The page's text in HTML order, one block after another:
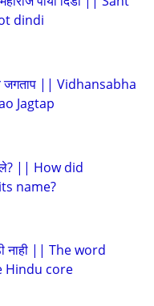
dindi
जगताप || Vidhansabha
Jagtap
|| How did
name?
नाही || The word
Hindu core